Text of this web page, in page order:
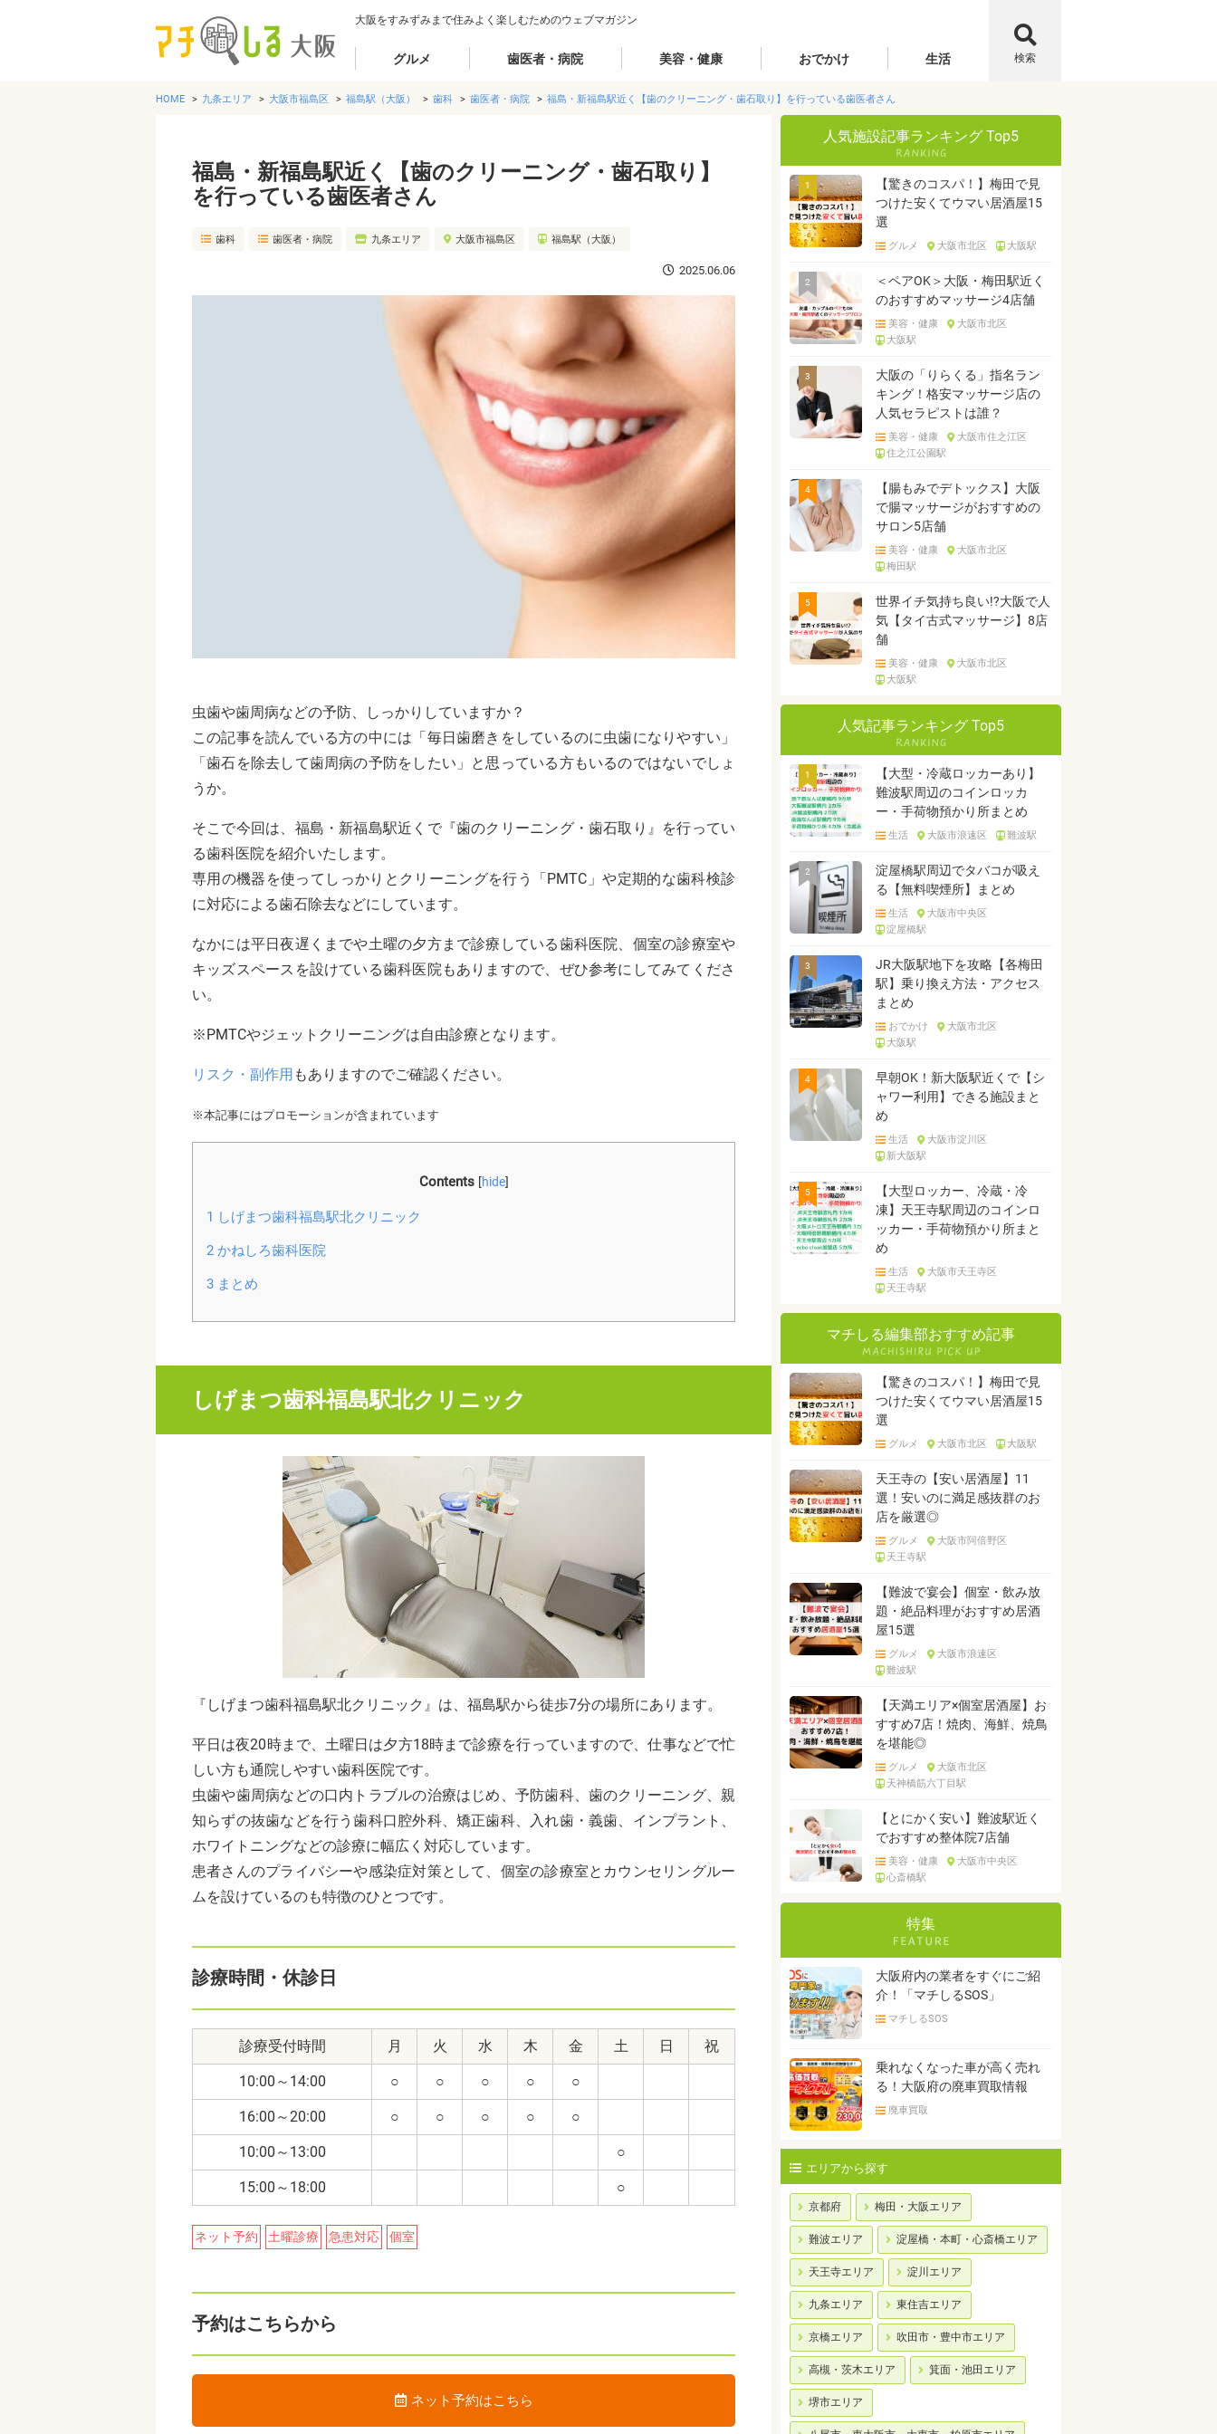
大阪をすみずみまで住みよく楽しむためのウェブマガジン
グルメ 歯医者・病院 美容・健康 おでかけ 生活 検索
HOME 九条エリア 大阪市福島区 福島駅（大阪） 歯科 歯医者・病院 福島・新福島駅近く【歯のクリーニング・歯石取り】を行っている歯医者さん
福島・新福島駅近く【歯のクリーニング・歯石取り】
を行っている歯医者さん
歯科 歯医者・病院 九条エリア 大阪市福島区 福島駅（大阪）
2025.06.06
虫歯や歯周病などの予防、しっかりしていますか？
この記事を読んでいる方の中には「毎日歯磨きをしているのに虫歯になりやすい」
「歯石を除去して歯周病の予防をしたい」と思っている方もいるのではないでしょ
うか。
そこで今回は、福島・新福島駅近くで『歯のクリーニング・歯石取り』を行ってい
る歯科医院を紹介いたします。
専用の機器を使ってしっかりとクリーニングを行う「PMTC」や定期的な歯科検診
に対応による歯石除去などにしています。
なかには平日夜遅くまでや土曜の夕方まで診療している歯科医院、個室の診療室や
キッズスペースを設けている歯科医院もありますので、ぜひ参考にしてみてくださ
い。
※PMTCやジェットクリーニングは自由診療となります。
リスク・副作用 もありますのでご確認ください。
※本記事にはプロモーションが含まれています
Contents [hide]
1 しげまつ歯科福島駅北クリニック
2かねしろ歯科医院
3まとめ
しげまつ歯科福島駅北クリニック
『しげまつ歯科福島駅北クリニック』は、福島駅から徒歩7分の場所にあります。
平日は夜20時まで、土曜日は夕方18時まで診療を行っていますので、仕事などで忙
しい方も通院しやすい歯科医院です。
虫歯や歯周病などの口内トラブルの治療はじめ、予防歯科、歯のクリーニング、親
知らずの抜歯などを行う歯科口腔外科、矯正歯科、入れ歯・義歯、インプラント、
ホワイトニングなどの診療に幅広く対応しています。
患者さんのプライバシーや感染症対策として、個室の診療室とカウンセリングルー
ムを設けているのも特徴のひとつです。
診療時間・休診日
診療受付時間 月 火 水 木 金 土 日 祝
10:00～14:00 ○ ○ ○ ○ ○
16:00～20:00 ○ ○ ○ ○ ○
10:00～13:00 ○
15:00～18:00 ○
ネット予約 土曜診療 急患対応 個室
予約はこちらから
ネット予約はこちら
人気施設記事ランキング Top5
1
【驚きのコスパ！】梅田で見
つけた安くてウマい居酒屋15
選
グルメ 大阪市北区 大阪駅
2
＜ペアOK＞大阪・梅田駅近く
のおすすめマッサージ4店舗
美容・健康
大阪市北区
大阪駅
3
大阪の「りらくる」指名ラン
キング！格安マッサージ店の
人気セラピストは誰？
美容・健康
大阪市住之江区
住之江公園駅
4
【腸もみでデトックス】大阪
で腸マッサージがおすすめの
サロン5店舗
美容・健康
大阪市北区
梅田駅
5
世界イチ気持ち良い!?大阪で人
気【タイ古式マッサージ】8店
舗
美容・健康
大阪市北区
大阪駅
人気記事ランキング Top5
1
【大型・冷蔵ロッカーあり】
難波駅周辺のコインロッカ
ー・手荷物預かり所まとめ
生活 大阪市浪速区 難波駅
2
淀屋橋駅周辺でタバコが吸え
る【無料喫煙所】まとめ
生活
大阪市中央区
淀屋橋駅
3
JR大阪駅地下を攻略【各梅田
駅】乗り換え方法・アクセス
まとめ
おでかけ
大阪市北区
大阪駅
4
早朝OK！新大阪駅近くで【シ
ャワー利用】できる施設まと
め
生活
大阪市淀川区
新大阪駅
5
【大型ロッカー、冷蔵・冷
凍】天王寺駅周辺のコインロ
ッカー・手荷物預かり所まと
め
生活
大阪市天王寺区
天王寺駅
マチしる編集部おすすめ記事
【驚きのコスパ！】梅田で見
つけた安くてウマい居酒屋15
選
グルメ 大阪市北区 大阪駅
天王寺の【安い居酒屋】11
選！安いのに満足感抜群のお
店を厳選◎
グルメ
大阪市阿倍野区
天王寺駅
【難波で宴会】個室・飲み放
題・絶品料理がおすすめ居酒
屋15選
グルメ
大阪市浪速区
難波駅
【天満エリア×個室居酒屋】お
すすめ7店！焼肉、海鮮、焼鳥
を堪能◎
グルメ
大阪市北区
天神橋筋六丁目駅
【とにかく安い】難波駅近く
でおすすめ整体院7店舗
美容・健康
大阪市中央区
心斎橋駅
特集
大阪府内の業者をすぐにご紹
介！「マチしるSOS」
マチしるSOS
乗れなくなった車が高く売れ
る！大阪府の廃車買取情報
廃車買取
エリアから探す
京都府 梅田・大阪エリア
難波エリア 淀屋橋・本町・心斎橋エリア
天王寺エリア 淀川エリア
九条エリア 東住吉エリア
京橋エリア 吹田市・豊中市エリア
高槻・茨木エリア 箕面・池田エリア
堺市エリア